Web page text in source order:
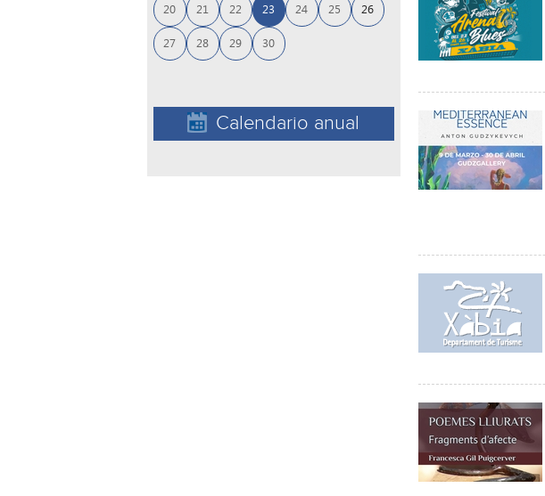
20 21 22 23 24 25 26
27 28 29 30
Calendario anual